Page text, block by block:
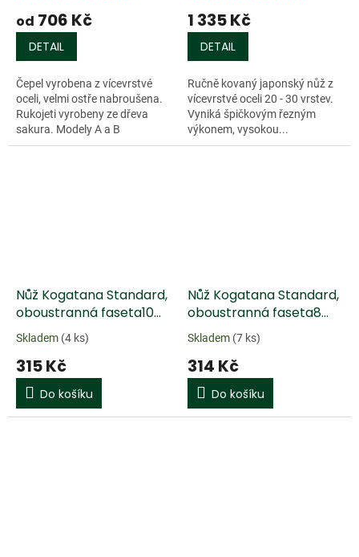
od 706 Kč
DETAIL
Čepel vyrobena z vícevrstvé
oceli, velmi ostře nabroušena.
Rukojeti vyrobeny ze dřeva
sakura. Modely A a B
jednostranně broušené, modely
1 335 Kč
DETAIL
Ručně kovaný japonský nůž z
vícevrstvé oceli 20 - 30 vrstev.
Vyniká špičkovým řezným
výkonem, vysokou...
Nůž Kogatana Standard,
oboustranná faseta10
mm
Skladem (4 ks)
315 Kč
Do košíku
Nůž Kogatana Standard,
oboustranná faseta8
mm
Skladem (7 ks)
314 Kč
Do košíku